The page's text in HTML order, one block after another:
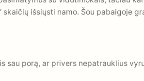
išsiųsti namo. Šou pabaigoje
sau porą, ar privers nepatrauklius